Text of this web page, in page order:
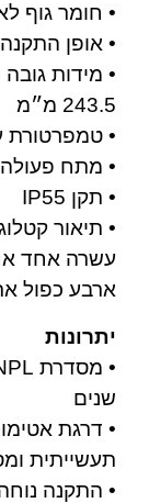
• חומר גוף לא
• אופן
243.5 מ״מ
• טמפרטורת
• מתח פעולה
• תקן IP55
עשרה אחד
ארבע כפול
יתרונות
שנים
• דרגת
תעשייתית
• התקנה